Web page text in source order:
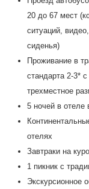
20 до 67 мест
ситуаций,
сиденья)
Проживание в
стандарта 2-3*
трехместное
5 ночей в отеле
отелях
Завтраки на
1 пикник с
Экскурсионное